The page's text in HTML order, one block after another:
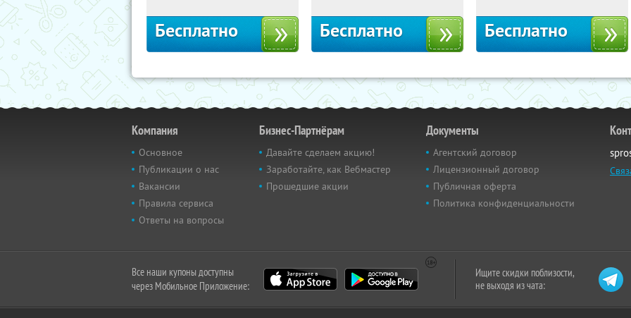
Бесплатно Бесплатно Бесплатно
Компания
Основное
Публикации о нас
Вакансии
Правила сервиса
Ответы на вопросы
Бизнес-Партнёрам
Давайте сделаем акцию!
Заработайте, как Вебмастер
Прошедшие акции
Документы
Агентский договор
Лицензионный договор
Публичная оферта
Политика конфиденциальности
Все наши купоны доступны
через Мобильное Приложение:
Ищите скидки поблизости,
не выходя из чата: